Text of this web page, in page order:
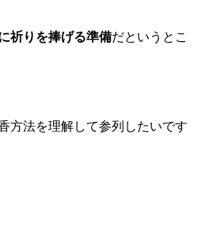
祈りを捧げる準備だというとこ
方法を理解して参列したいです